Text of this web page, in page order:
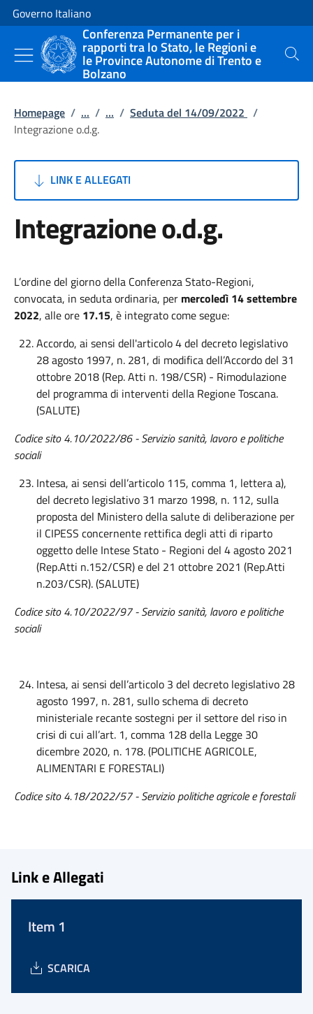
Vai al contenuto
Vai alla navigazione del sito
Governo Italiano
Conferenza Permanente per i
rapporti tra lo Stato, le Regioni e
le Province Autonome di Trento e
Bolzano
Cerca
Homepage / ... / ... / Seduta del 14/09/2022 /
Integrazione o.d.g.
LINK E ALLEGATI
Integrazione o.d.g.
L’ordine del giorno della Conferenza Stato-Regioni,
convocata, in seduta ordinaria, per mercoledì 14 settembre
2022, alle ore 17.15, è integrato come segue:
Accordo, ai sensi dell'articolo 4 del decreto legislativo
28 agosto 1997, n. 281, di modifica dell’Accordo del 31
ottobre 2018 (Rep. Atti n. 198/CSR) - Rimodulazione
del programma di interventi della Regione Toscana.
(SALUTE)
Codice sito 4.10/2022/86 -Servizio sanità, lavoro e politiche
sociali
Intesa, ai sensi dell’articolo 115, comma 1, lettera a),
del decreto legislativo 31 marzo 1998, n. 112, sulla
proposta del Ministero della salute di deliberazione per
il CIPESS concernente rettifica degli atti di riparto
oggetto delle Intese Stato - Regioni del 4 agosto 2021
(Rep.Atti n.152/CSR) e del 21 ottobre 2021 (Rep.Atti
n.203/CSR). (SALUTE)
Codice sito 4.10/2022/97 - Servizio sanità, lavoro e politiche
sociali
Intesa, ai sensi dell’articolo 3 del decreto legislativo 28
agosto 1997, n. 281, sullo schema di decreto
ministeriale recante sostegni per il settore del riso in
crisi di cui all’art. 1, comma 128 della Legge 30
dicembre 2020, n. 178. (POLITICHE AGRICOLE,
ALIMENTARI E FORESTALI)
Codice sito 4.18/2022/57 - Servizio politiche agricole e forestali
Link e Allegati
Item 1
SCARICA